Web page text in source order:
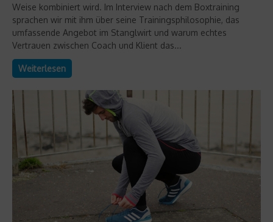
Weise kombiniert wird. Im Interview nach dem Boxtraining
sprachen wir mit ihm über seine Trainingsphilosophie, das
umfassende Angebot im Stanglwirt und warum echtes
Vertrauen zwischen Coach und Klient das...
Weiterlesen